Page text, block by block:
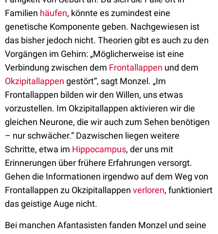
Familien häufen, könnte es zumindest eine
genetische Komponente geben. Nachgewiesen ist
das bisher jedoch nicht. Theorien gibt es auch zu den
Vorgängen im Gehirn: „Möglicherweise ist eine
Verbindung zwischen dem Frontallappen und dem
Okzipitallappen gestört“, sagt Monzel. „Im
Frontallappen bilden wir den Willen, uns etwas
vorzustellen. Im Okzipitallappen aktivieren wir die
gleichen Neurone, die wir auch zum Sehen benötigen
– nur schwächer.“ Dazwischen liegen weitere
Schritte, etwa im Hippocampus, der uns mit
Erinnerungen über frühere Erfahrungen versorgt.
Gehen die Informationen irgendwo auf dem Weg von
Frontallappen zu Okzipitallappen verloren, funktioniert
das geistige Auge nicht.
Bei manchen Afantasisten fanden Monzel und seine